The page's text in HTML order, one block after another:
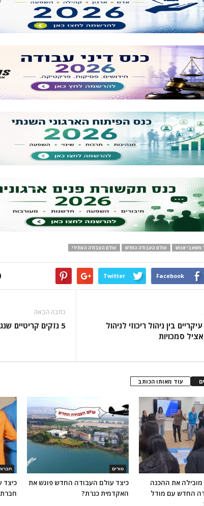
משאבי אנוש עולם העבודה החדש עולם העבודה העתידי
Facebook
Twitter
בין ניהול ריכוזי לניהול
סמכויות
כתבה הבאה
5 נזקים קריטיים שנגרמים בעקבות ניהול ריכוזי
עוד מאותו הכותב
טורים
כיצד עולם העבודה החדש פוגש את
האקדמית כנרת?
את ההכנה
החדש עם מודל